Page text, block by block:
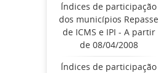
Índices de participação
dos municípios Repasse
de ICMS e IPI - A partir
de 08/04/2008
Índices de participação